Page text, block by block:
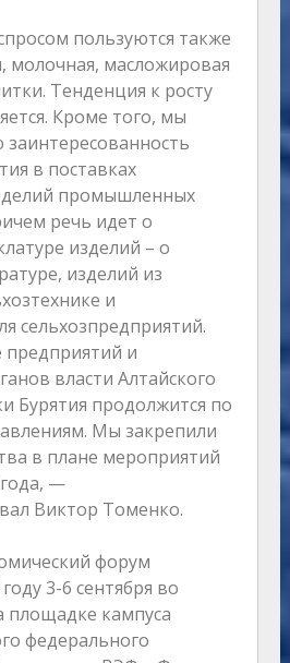
пользуются также
молочная, масложировая
Тенденция к росту
Кроме того, мы
в поставках
промышленных
речь идет о
изделий – о
изделий из
и
сельхозпредприятий.
предприятий и
власти Алтайского
Бурятия продолжится по
Мы закрепили
в плане мероприятий
—
Виктор Томенко.
форум
3-6 сентября во
площадке кампуса
федерального